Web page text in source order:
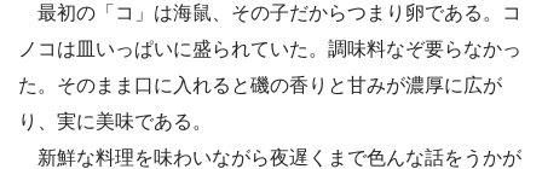
最初の「コ」は海鼠、その子だからつまり卵である。コ
ノコは皿いっぱいに盛られていた。調味料なぞ要らなかっ
た。そのまま口に入れると磯の香りと甘みが濃厚に広が
り、実に美味である。
新鮮な料理を味わいながら夜遅くまで色んな話をうかが